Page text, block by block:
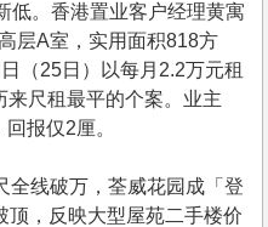
低。香港置业客户经理黄寓
层A室，实用面积818方
（25日）以每月2.2万元租
来尺租最平的个案。业主
报仅2厘。
全线破万，荃威花园成「登
顶，反映大型屋苑二手楼价